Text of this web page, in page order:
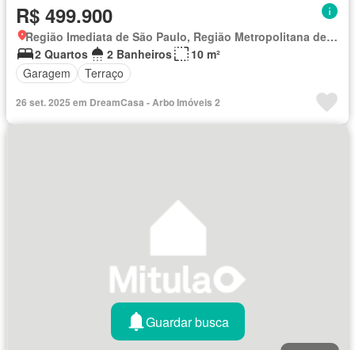
R$ 499.900
Região Imediata de São Paulo, Região Metropolitana de São Paulo
2 Quartos
2 Banheiros
10 m²
Garagem
Terraço
26 set. 2025 em DreamCasa - Arbo Imóveis 2
Guardar busca